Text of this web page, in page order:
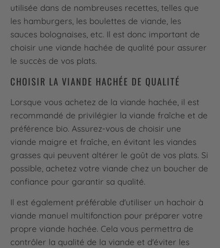
utilisée dans de nombreuses recettes, telles que
les hamburgers, les boulettes de viande, les
sauces bolognaises, etc. Il est donc important de
choisir une viande hachée de qualité pour assurer
le succès de vos plats.
CHOISIR LA VIANDE HACHÉE DE QUALITÉ
Lorsque vous achetez de la viande hachée, il est
recommandé de privilégier la viande fraîche et de
préférence bio. Assurez-vous de choisir une
viande maigre et fraîche, en évitant les viandes
grasses qui peuvent altérer le goût de vos plats. Si
possible, achetez votre viande chez un boucher de
confiance pour garantir sa qualité.
Il est également préférable d'utiliser un hachoir à
viande manuel multifonction pour préparer votre
propre viande hachée. Cela vous permettra de
contrôler la qualité de la viande et d'éviter les